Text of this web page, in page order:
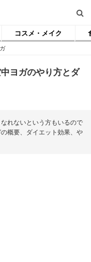
コスメ・メイク
ヨガのやり方とダ
れないという方もいるので
概要、ダイエット効果、や